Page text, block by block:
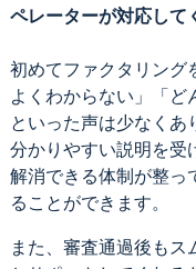
ペレーターが対応して
初めてファクタリング
よくわからない」「ど
といった声は少なくあ
分かりやすい説明を受
解消できる体制が整っ
ることができます。
また、審査通過後もス